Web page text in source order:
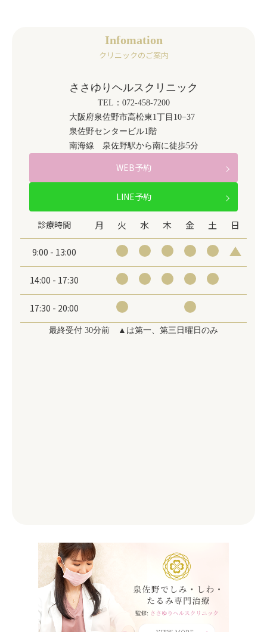
Infomation
クリニックのご案内
ささゆりヘルスクリニック
TEL：072-458-7200
大阪府泉佐野市高松東1丁目10−37
泉佐野センタービル1階
南海線 泉佐野駅から南に徒歩5分
WEB予約
LINE予約
診療時間 月 火 水 木 金 土 日
9:00 - 13:00
14:00 - 17:30
17:30 - 20:00
最終受付 30分前 ▲は第一、第三日曜日のみ